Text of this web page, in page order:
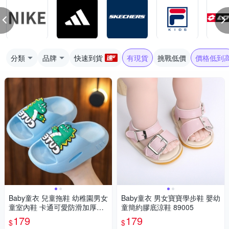
分類 品牌 快速到貨 有現貨 挑戰低價 價格低到
Baby童衣 兒童拖鞋 幼稚園男女
童室內鞋 卡通可愛防滑加厚舒
適鞋 11726
$179
Baby童衣 男女寶寶學步鞋 嬰幼
童簡約膠底涼鞋 89005
$179